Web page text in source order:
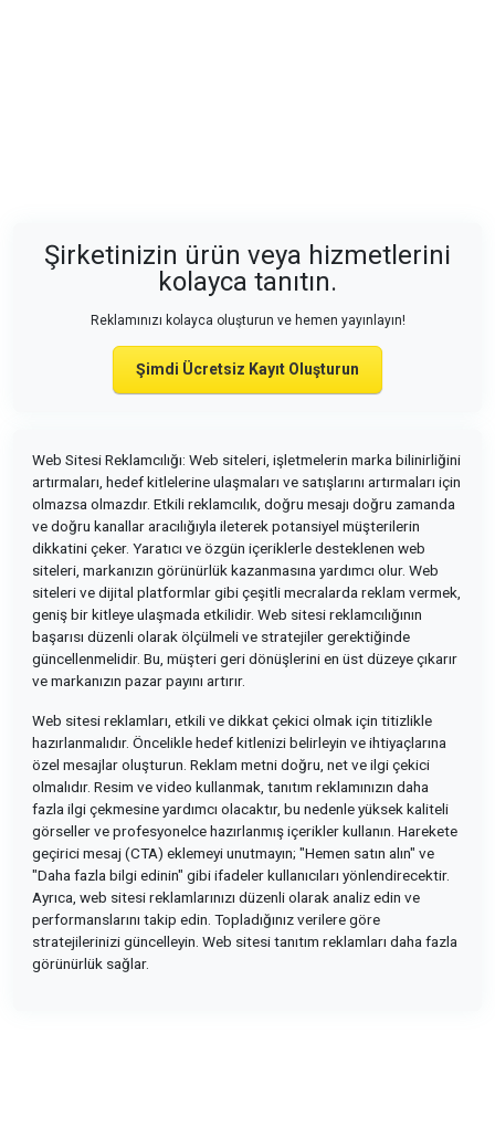
Şirketinizin ürün veya hizmetlerini
kolayca tanıtın.
Reklamınızı kolayca oluşturun ve hemen yayınlayın!
Şimdi Ücretsiz Kayıt Oluşturun
Web Sitesi Reklamcılığı: Web siteleri, işletmelerin marka bilinirliğini
artırmaları, hedef kitlelerine ulaşmaları ve satışlarını artırmaları için
olmazsa olmazdır. Etkili reklamcılık, doğru mesajı doğru zamanda
ve doğru kanallar aracılığıyla ileterek potansiyel müşterilerin
dikkatini çeker. Yaratıcı ve özgün içeriklerle desteklenen web
siteleri, markanızın görünürlük kazanmasına yardımcı olur. Web
siteleri ve dijital platformlar gibi çeşitli mecralarda reklam vermek,
geniş bir kitleye ulaşmada etkilidir. Web sitesi reklamcılığının
başarısı düzenli olarak ölçülmeli ve stratejiler gerektiğinde
güncellenmelidir. Bu, müşteri geri dönüşlerini en üst düzeye çıkarır
ve markanızın pazar payını artırır.
Web sitesi reklamları, etkili ve dikkat çekici olmak için titizlikle
hazırlanmalıdır. Öncelikle hedef kitlenizi belirleyin ve ihtiyaçlarına
özel mesajlar oluşturun. Reklam metni doğru, net ve ilgi çekici
olmalıdır. Resim ve video kullanmak, tanıtım reklamınızın daha
fazla ilgi çekmesine yardımcı olacaktır, bu nedenle yüksek kaliteli
görseller ve profesyonelce hazırlanmış içerikler kullanın. Harekete
geçirici mesaj (CTA) eklemeyi unutmayın; "Hemen satın alın" ve
"Daha fazla bilgi edinin" gibi ifadeler kullanıcıları yönlendirecektir.
Ayrıca, web sitesi reklamlarınızı düzenli olarak analiz edin ve
performanslarını takip edin. Topladığınız verilere göre
stratejilerinizi güncelleyin. Web sitesi tanıtım reklamları daha fazla
görünürlük sağlar.